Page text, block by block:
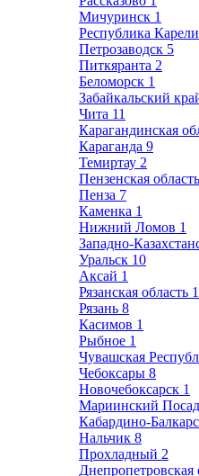
Мичуринск 1
Республика
Петрозаводск 5
Питкяранта 2
Беломорск 1
Забайкальский
Чита 11
Карагандинская
Караганда 9
Темиртау 2
Пензенская область
Пенза 7
Каменка 1
Нижний Ломов 1
Западно-
Уральск 10
Аксай 1
Рязанская область
Рязань 8
Касимов 1
Рыбное 1
Чувашская
Чебоксары 8
Новочебоксарск 1
Мариинский Посад
Кабардино-
Нальчик 8
Прохладный 2
Днепропетровская